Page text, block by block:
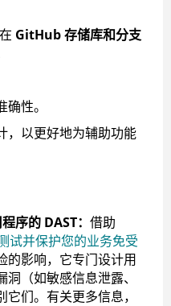
GitHub 存储库和分支
性。
，以更好地为辅助功能
序的 DAST： 借助
试并保护您的业务免受
的影响，它专门设计用
（如敏感信息泄露、
们。有关更多信息，